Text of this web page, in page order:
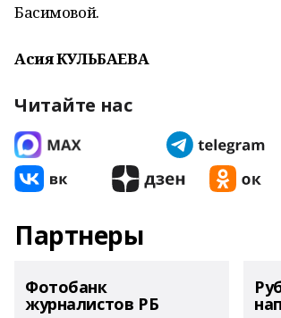
Баси­мовой.
Асия КУЛЬБАЕВА
Читайте нас
Партнеры
Фотобанк
журналистов РБ